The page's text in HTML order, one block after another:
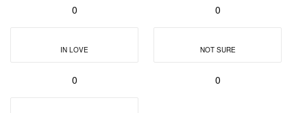
0 0
IN LOVE
0
NOT SURE
0